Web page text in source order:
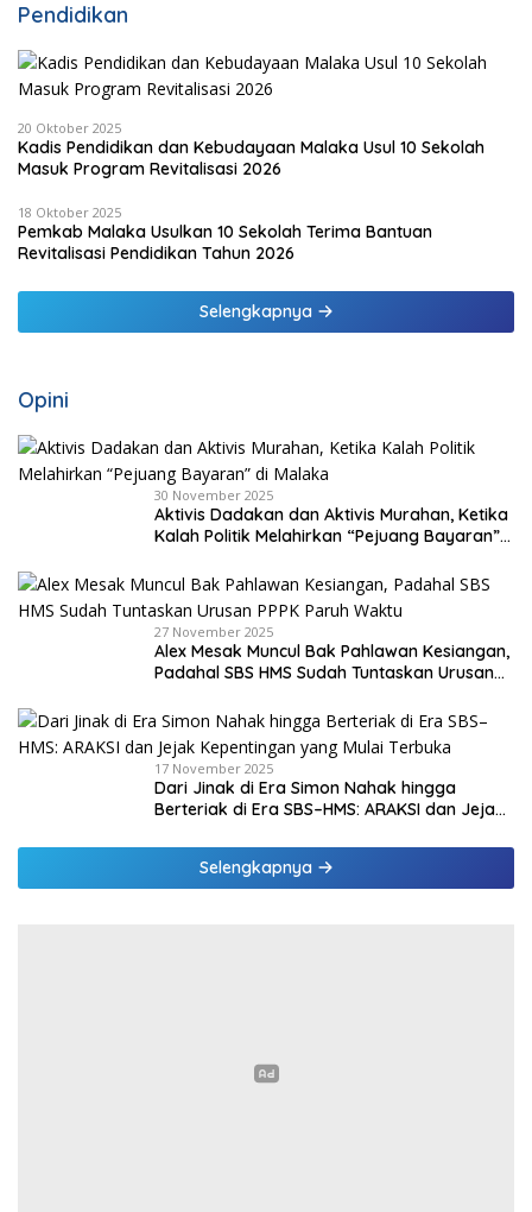
Pendidikan
20 Oktober 2025
Kadis Pendidikan dan Kebudayaan Malaka Usul 10 Sekolah
Masuk Program Revitalisasi 2026
18 Oktober 2025
Pemkab Malaka Usulkan 10 Sekolah Terima Bantuan
Revitalisasi Pendidikan Tahun 2026
Selengkapnya
Opini
30 November 2025
Aktivis Dadakan dan Aktivis Murahan, Ketika
Kalah Politik Melahirkan “Pejuang Bayaran”
27 November 2025
Alex Mesak Muncul Bak Pahlawan Kesiangan,
Padahal SBS HMS Sudah Tuntaskan Urusan
17 November 2025
Dari Jinak di Era Simon Nahak hingga
Berteriak di Era SBS–HMS: ARAKSI dan Jejak
Selengkapnya